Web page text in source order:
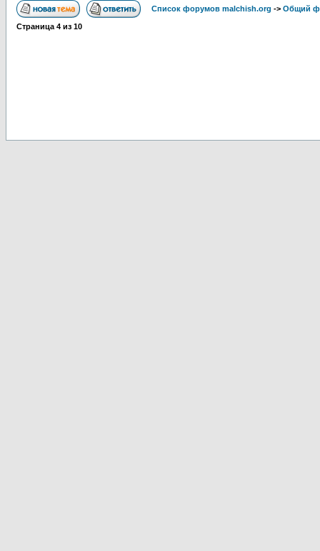
Список форумов malchish.org -> Общий
Страница 4 из 10